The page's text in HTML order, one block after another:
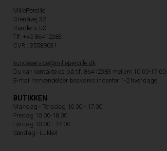
MillePercille
Grenåvej 32
Randers SØ
Tlf. +45 86412383
CVR.: 35589031
kundeservice@millepercille.dk
Du kan kontakte os på tlf.:86412383 mellem 10.00-17.00.
E-mail henvendelser besvares indenfor 1-2 hverdage.
BUTIKKEN
Mandag - Torsdag 10.00 - 17.00
Fredag 10.00-18.00
Lørdag 10.00 - 14.00
Søndag - Lukket